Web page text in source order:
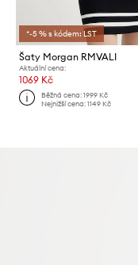
*-5 % s kódem: LST
Šaty Morgan RMVALI
Aktuální cena:
1069 Kč
Běžná cena:1999 Kč
Nejnižší cena:1149 Kč